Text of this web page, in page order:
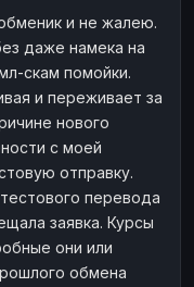
и не жалею.
даже намека на
скам помойки.
и переживает за
нового
с моей
отправку.
перевода
заявка. Курсы
они или
обмена